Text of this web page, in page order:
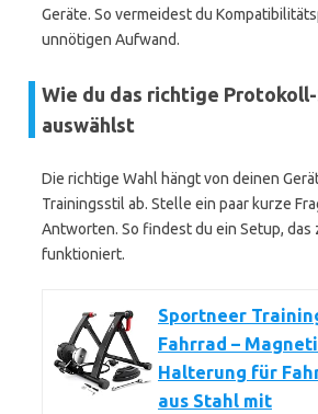
Geräte. So vermeidest du
unnötigen Aufwand.
Wie du das richtige
auswählst
Die richtige Wahl hängt von deinen
Trainingsstil ab. Stelle ein paar kurze
Antworten. So findest du ein Setup, das
funktioniert.
Sportneer
Fahrrad –
Halterung für
aus Stahl mit